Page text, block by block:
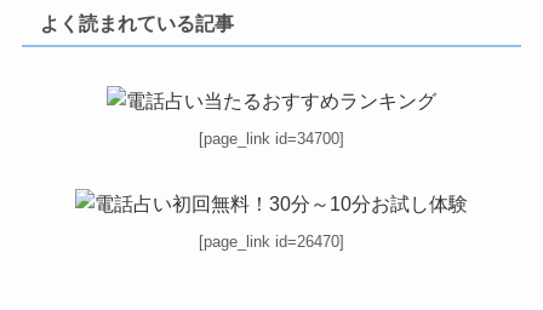
よく読まれている記事
[page_link id=34700]
[page_link id=26470]